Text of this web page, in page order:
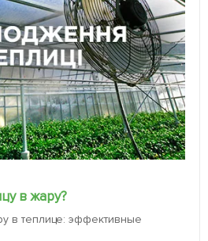
в жару?
в теплице: эффективные